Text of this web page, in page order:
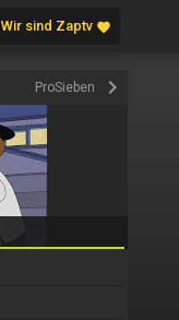
Wir sind Zaptv favorite
ProSieben keyboard_arrow_right